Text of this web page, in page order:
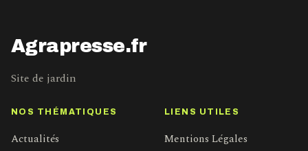
Agrapresse.fr
Site de jardin
NOS THÉMATIQUES
Actualités
LIENS UTILES
Mentions Légales